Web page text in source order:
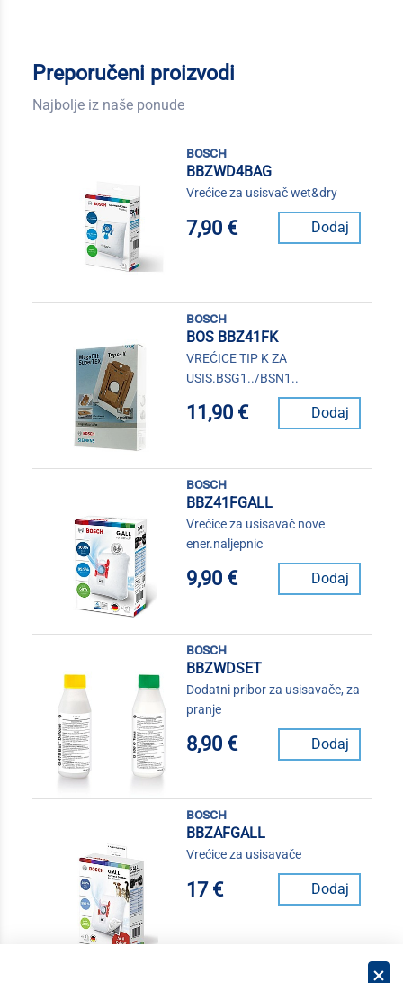
Preporučeni proizvodi
Najbolje iz naše ponude
bosch
BBZWD4BAG
Vrećice za usisvač wet&dry
7,90 € Dodaj
bosch
BOS BBZ41FK
VREĆICE TIP K ZA
USIS.BSG1../BSN1..
11,90 € Dodaj
bosch
BBZ41FGALL
Vrećice za usisavač nove
ener.naljepnic
9,90 € Dodaj
bosch
BBZWDSET
Dodatni pribor za usisavače, za
pranje
8,90 € Dodaj
bosch
BBZAFGALL
Vrećice za usisavače
17 € Dodaj